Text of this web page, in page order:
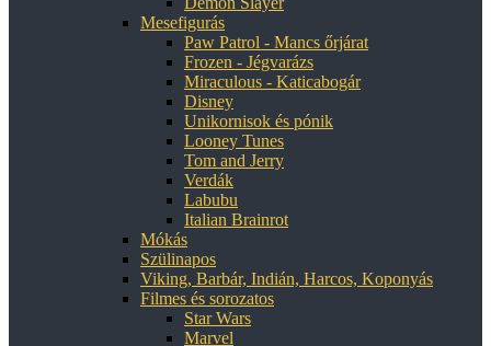
Mesefigurás
Paw Patrol - Mancs őrjárat
Frozen - Jégvarázs
Miraculous - Katicabogár
Disney
Unikornisok és pónik
Looney Tunes
Tom and Jerry
Verdák
Labubu
Italian Brainrot
Mókás
Szülinapos
Viking, Barbár, Indián, Harcos, Koponyás
Filmes és sorozatos
Star Wars
Marvel